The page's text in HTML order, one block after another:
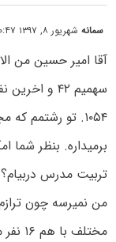
سمانهشهریور ۸, ۱۳۹۷ at ۱۰:۴۷ ق٫ظ
برمیداره. بنظر
من نمیرسه چون